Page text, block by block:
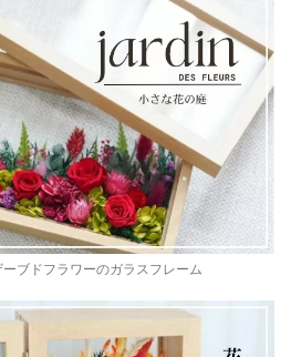
ブドフラワーのガラスフレーム